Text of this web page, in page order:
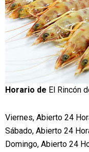
Horario de El Rincón
Viernes, Abierto 24
Sábado, Abierto 24
Domingo, Abierto 24